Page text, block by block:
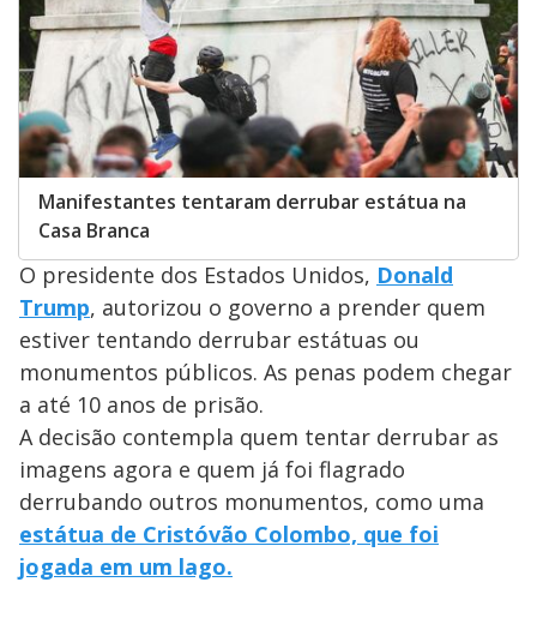
Manifestantes tentaram derrubar estátua na
Casa Branca
O presidente dos Estados Unidos, Donald
Trump, autorizou o governo a prender quem
estiver tentando derrubar estátuas ou
monumentos públicos. As penas podem chegar
a até 10 anos de prisão.
A decisão contempla quem tentar derrubar as
imagens agora e quem já foi flagrado
derrubando outros monumentos, como uma
estátua de Cristóvão Colombo, que foi
jogada em um lago.